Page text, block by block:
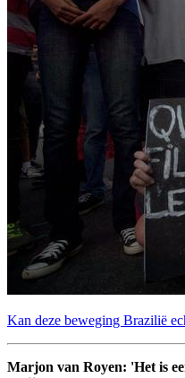
Kan deze beweging Brazilië
Marjon van Royen: 'Het is